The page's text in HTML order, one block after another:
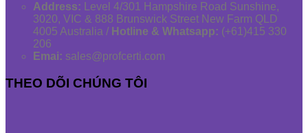
Address: Level 4/301 Hampshire Road Sunshine,
3020, VIC & 888 Brunswick Street New Farm QLD
4005 Australia / Hotline & Whatsapp: (+61)415 330
206
Emai: sales@profcerti.com
THEO DÕI CHÚNG TÔI